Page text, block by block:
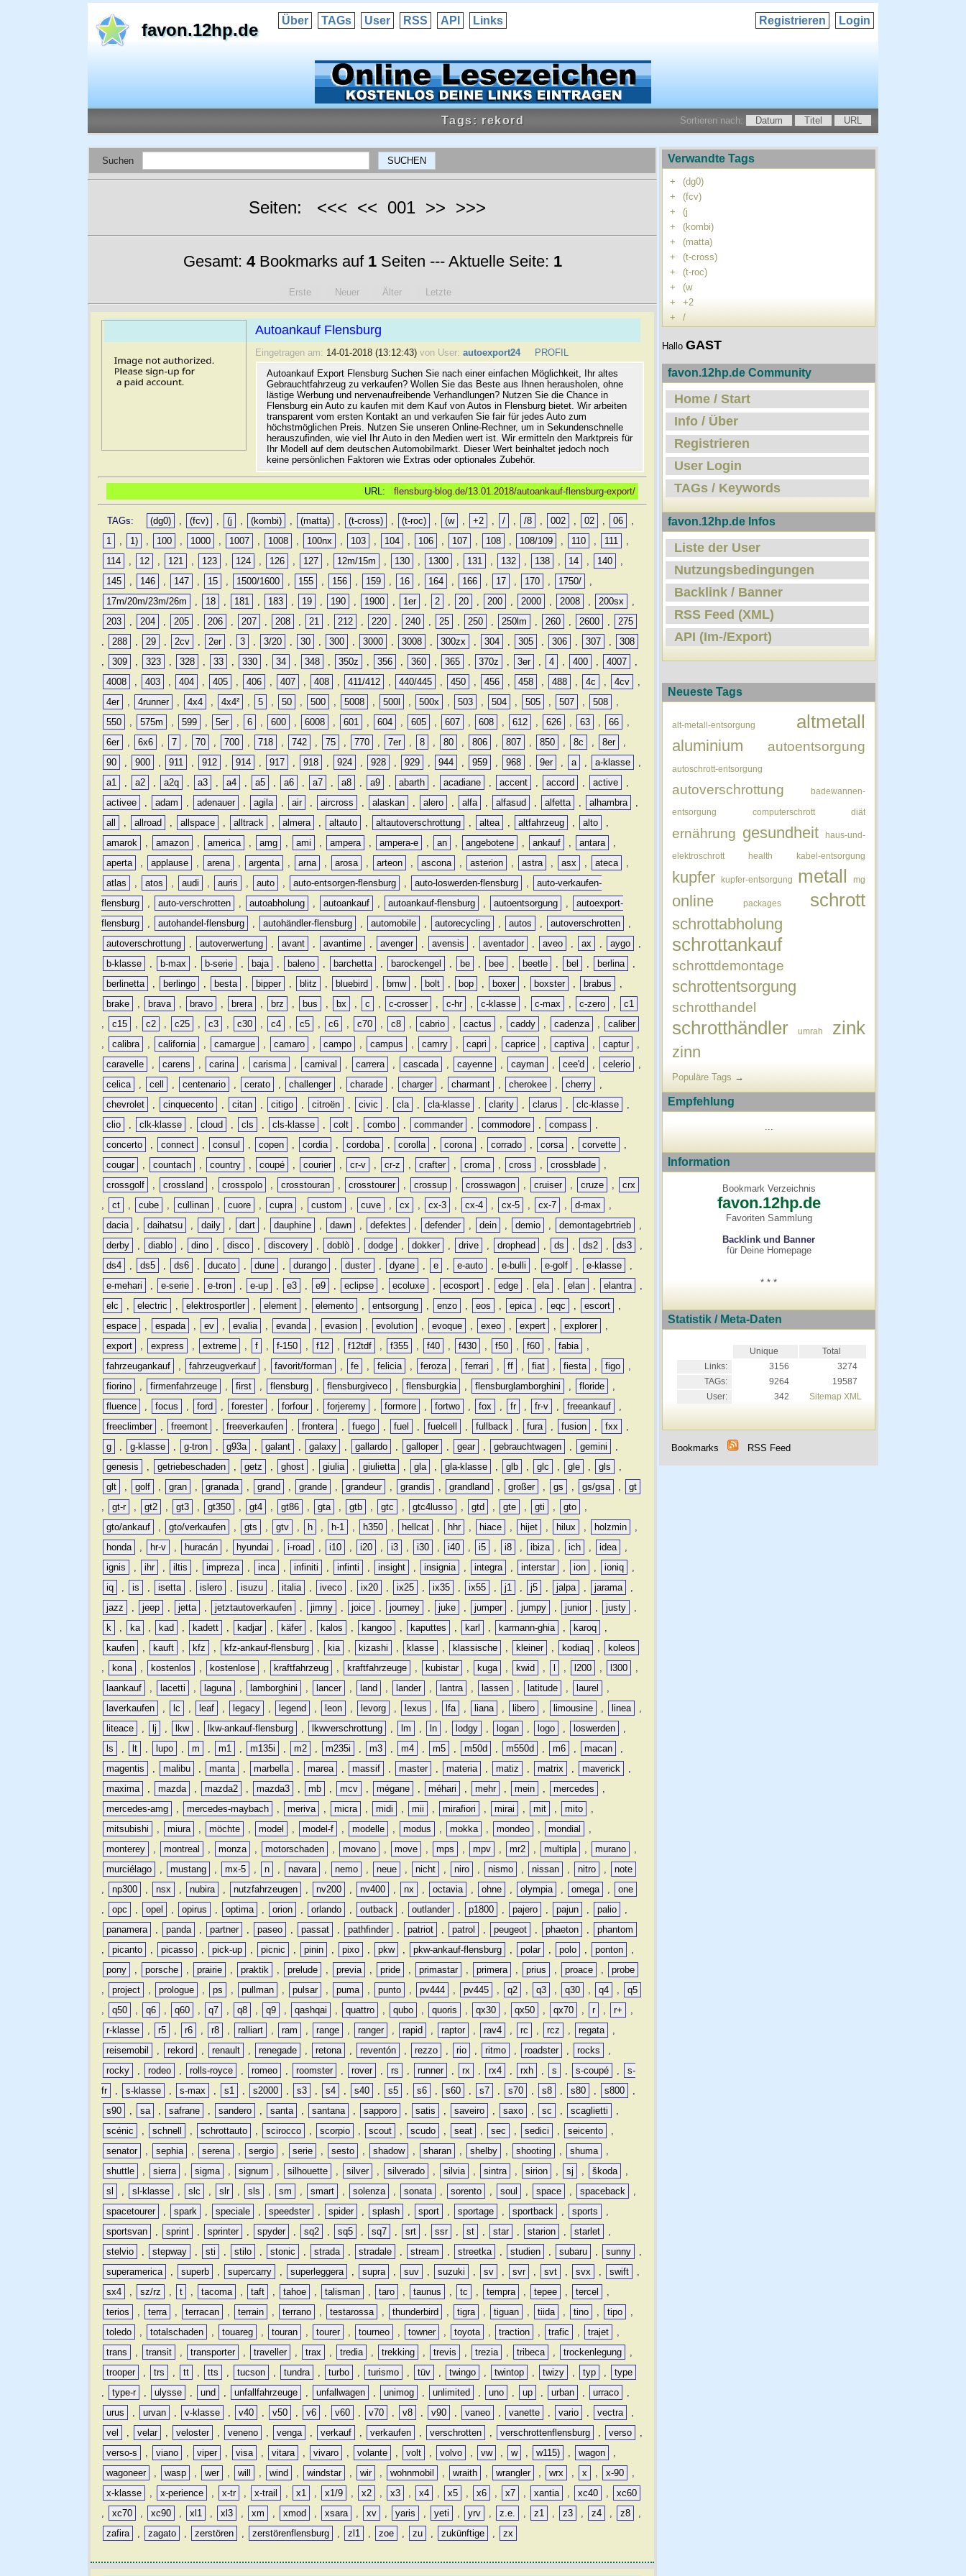
favon.12hp.de Über TAGs User RSS API Links Login
Registrieren
Tags: rekord Sortieren nach: Datum Titel URL
Suchen
Seiten: <<< << 001 >> >>>
Gesamt: 4Bookmarks auf 1Seiten --- Aktuelle Seite: 1
Erste Neuer Älter Letzte
Autoankauf Flensburg
Eingetragen am: 14-01-2018 (13:12:43) von User: autoexport24
PROFIL
Autoankauf Export Flensburg Suchen Sie nach einer einfachen Möglichkeit, Ihr altes
Gebrauchtfahrzeug zu verkaufen? Wollen Sie das Beste aus Ihnen herausholen, ohne
lästige Werbung und nervenaufreibende Verhandlungen? Nutzen Sie die Chance in
Flensburg ein Auto zu kaufen mit dem Kauf von Autos in Flensburg bietet. Wir arbeiten
transparent vom ersten Kontakt an und verkaufen Sie fair für jedes Auto zum
höchstmöglichen Preis. Nutzen Sie unseren Online-Rechner, um in Sekundenschnelle
herauszufinden, wie viel Ihr Auto in den Medien wert ist. Wir ermitteln den Marktpreis für
Ihr Modell auf dem deutschen Automobilmarkt. Dieser Wert beinhaltet jedoch noch
keine persönlichen Faktoren wie Extras oder optionales Zubehör.
URL: flensburg-blog.de/13.01.2018/autoankauf-flensburg-export/
TAGs: (dg0) , (fcv) , (j , (kombi) , (matta) , (t-cross) , (t-roc) , (w , +2 , / , /8 , 002 , 02 , 06
,
1
, 1) , 100 , 1000 , 1007 , 1008 , 100nx , 103 , 104 , 106 , 107 , 108 , 108/109 , 110 , 111
,
114
, 12 , 121 , 123 , 124 , 126 , 127 , 12m/15m , 130 , 1300 , 131 , 132 , 138 , 14 , 140
,
145
, 146 , 147 , 15 , 1500/1600 , 155 , 156 , 159 , 16 , 164 , 166 , 17 , 170 , 1750/
,
17m/20m/23m/26m
, 18 , 181 , 183 , 19 , 190 , 1900 , 1er , 2 , 20 , 200 , 2000 , 2008 , 200sx
,
203
, 204 , 205 , 206 , 207 , 208 , 21 , 212 , 220 , 240 , 25 , 250 , 250lm , 260 , 2600 ,
275
,
288 , 29 , 2cv , 2er , 3 , 3/20 , 30 , 300 , 3000 , 3008 , 300zx , 304 , 305 , 306 , 307 ,
308
,
309 , 323 , 328 , 33 , 330 , 34 , 348 , 350z , 356 , 360 , 365 , 370z , 3er , 4 , 400 , 4007
,
4008
, 403 , 404 , 405 , 406 , 407 , 408 , 411/412 , 440/445 , 450 , 456 , 458 , 488 , 4c , 4cv
,
4er
, 4runner , 4x4 , 4x4² , 5 , 50 , 500 , 5008 , 500l , 500x , 503 , 504 , 505 , 507 , 508
,
550
, 575m , 599 , 5er , 6 , 600 , 6008 , 601 , 604 , 605 , 607 , 608 , 612 , 626 , 63 , 66
,
6er
, 6x6 , 7 , 70 , 700 , 718 , 742 , 75 , 770 , 7er , 8 , 80 , 806 , 807 , 850 , 8c , 8er
,
90
, 900 , 911 , 912 , 914 , 917 , 918 , 924 , 928 , 929 , 944 , 959 , 968 , 9er , a , a-klasse
,
a1
, a2 , a2q , a3 , a4 , a5 , a6 , a7 , a8 , a9 , abarth , acadiane , accent , accord , active
,
activee
, adam , adenauer , agila , air , aircross , alaskan , alero , alfa , alfasud , alfetta , alhambra
,
all
, allroad , allspace , alltrack , almera , altauto , altautoverschrottung , altea , altfahrzeug , alto
,
amarok
, amazon , america , amg , ami , ampera , ampera-e , an , angebotene , ankauf , antara
,
aperta
, applause , arena , argenta , arna , arosa , arteon , ascona , asterion , astra , asx , ateca
,
atlas
, atos , audi , auris , auto , auto-entsorgen-flensburg , auto-loswerden-flensburg ,
auto-verkaufen-
flensburg
, auto-verschrotten , autoabholung , autoankauf , autoankauf-flensburg , autoentsorgung ,
autoexport-
flensburg
, autohandel-flensburg , autohändler-flensburg , automobile , autorecycling , autos , autoverschrotten
,
autoverschrottung
, autoverwertung , avant , avantime , avenger , avensis , aventador , aveo , ax , aygo
,
b-klasse
, b-max , b-serie , baja , baleno , barchetta , barockengel , be , bee , beetle , bel , berlina
,
berlinetta
, berlingo , besta , bipper , blitz , bluebird , bmw , bolt , bop , boxer , boxster , brabus
,
brake
, brava , bravo , brera , brz , bus , bx , c , c-crosser , c-hr , c-klasse , c-max , c-zero ,
c1
,
c15 , c2 , c25 , c3 , c30 , c4 , c5 , c6 , c70 , c8 , cabrio , cactus , caddy , cadenza ,
caliber
,
calibra , california , camargue , camaro , campo , campus , camry , capri , caprice , captiva , captur
,
caravelle
, carens , carina , carisma , carnival , carrera , cascada , cayenne , cayman , cee'd , celerio
,
celica
, cell , centenario , cerato , challenger , charade , charger , charmant , cherokee , cherry
,
chevrolet
, cinquecento , citan , citigo , citroën , civic , cla , cla-klasse , clarity , clarus , clc-klasse
,
clio
, clk-klasse , cloud , cls , cls-klasse , colt , combo , commander , commodore , compass
,
concerto
, connect , consul , copen , cordia , cordoba , corolla , corona , corrado , corsa , corvette
,
cougar
, countach , country , coupé , courier , cr-v , cr-z , crafter , croma , cross , crossblade
,
crossgolf
, crossland , crosspolo , crosstouran , crosstourer , crossup , crosswagon , cruiser , cruze ,
crx
,
ct , cube , cullinan , cuore , cupra , custom , cuve , cx , cx-3 , cx-4 , cx-5 , cx-7 , d-max
,
dacia
, daihatsu , daily , dart , dauphine , dawn , defektes , defender , dein , demio , demontagebrtrieb
,
derby
, diablo , dino , disco , discovery , doblò , dodge , dokker , drive , drophead , ds , ds2 , ds3
,
ds4
, ds5 , ds6 , ducato , dune , durango , duster , dyane , e , e-auto , e-bulli , e-golf , e-klasse
,
e-mehari
, e-serie , e-tron , e-up , e3 , e9 , eclipse , ecoluxe , ecosport , edge , ela , elan , elantra
,
elc
, electric , elektrosportler , element , elemento , entsorgung , enzo , eos , epica , eqc , escort
,
espace
, espada , ev , evalia , evanda , evasion , evolution , evoque , exeo , expert , explorer
,
export
, express , extreme , f , f-150 , f12 , f12tdf , f355 , f40 , f430 , f50 , f60 , fabia
,
fahrzeugankauf
, fahrzeugverkauf , favorit/forman , fe , felicia , feroza , ferrari , ff , fiat , fiesta , figo
,
fiorino
, firmenfahrzeuge , first , flensburg , flensburgiveco , flensburgkia , flensburglamborghini , floride
,
fluence
, focus , ford , forester , forfour , forjeremy , formore , fortwo , fox , fr , fr-v , freeankauf
,
freeclimber
, freemont , freeverkaufen , frontera , fuego , fuel , fuelcell , fullback , fura , fusion , fxx
,
g
, g-klasse , g-tron , g93a , galant , galaxy , gallardo , galloper , gear , gebrauchtwagen , gemini
,
genesis
, getriebeschaden , getz , ghost , giulia , giulietta , gla , gla-klasse , glb , glc , gle , gls
,
glt
, golf , gran , granada , grand , grande , grandeur , grandis , grandland , großer , gs , gs/gsa ,
gt
,
gt-r , gt2 , gt3 , gt350 , gt4 , gt86 , gta , gtb , gtc , gtc4lusso , gtd , gte , gti , gto
,
gto/ankauf
, gto/verkaufen , gts , gtv , h , h-1 , h350 , hellcat , hhr , hiace , hijet , hilux , holzmin
,
honda
, hr-v , huracán , hyundai , i-road , i10 , i20 , i3 , i30 , i40 , i5 , i8 , ibiza , ich , idea
,
ignis
, ihr , iltis , impreza , inca , infiniti , infinti , insight , insignia , integra , interstar , ion , ioniq
,
iq
, is , isetta , islero , isuzu , italia , iveco , ix20 , ix25 , ix35 , ix55 , j1 , j5 , jalpa , jarama
,
jazz
, jeep , jetta , jetztautoverkaufen , jimny , joice , journey , juke , jumper , jumpy , junior , justy
,
k
, ka , kad , kadett , kadjar , käfer , kalos , kangoo , kaputtes , karl , karmann-ghia , karoq
,
kaufen
, kauft , kfz , kfz-ankauf-flensburg , kia , kizashi , klasse , klassische , kleiner , kodiaq ,
koleos
,
kona , kostenlos , kostenlose , kraftfahrzeug , kraftfahrzeuge , kubistar , kuga , kwid , , l200 , l300
,
laankauf
, lacetti , laguna , lamborghini , lancer , land , lander , lantra , lassen , latitude , laurel
,
laverkaufen
, lc , leaf , legacy , legend , leon , levorg , lexus , lfa , liana , libero , limousine , linea
,
liteace
, lj , lkw , lkw-ankauf-flensburg , lkwverschrottung , lm , ln , lodgy , logan , logo , loswerden
,
ls
, lt , lupo , m , m1 , m135i , m2 , m235i , m3 , m4 , m5 , m50d , m550d , m6 , macan
,
magentis
, malibu , manta , marbella , marea , massif , master , materia , matiz , matrix , maverick
,
maxima
, mazda , mazda2 , mazda3 , mb , mcv , mégane , méhari , mehr , mein , mercedes
,
mercedes-amg
, mercedes-maybach , meriva , micra , midi , mii , mirafiori , mirai , mit , mito
,
mitsubishi
, miura , möchte , model , model-f , modelle , modus , mokka , mondeo , mondial
,
monterey
, montreal , monza , motorschaden , movano , move , mps , mpv , mr2 , multipla , murano
,
murciélago
, mustang , mx-5 , n , navara , nemo , neue , nicht , niro , nismo , nissan , nitro ,
note
,
np300 , nsx , nubira , nutzfahrzeugen , nv200 , nv400 , nx , octavia , ohne , olympia , omega ,
one
,
opc , opel , opirus , optima , orion , orlando , outback , outlander , p1800 , pajero , pajun , palio
,
panamera
, panda , partner , paseo , passat , pathfinder , patriot , patrol , peugeot , phaeton ,
phantom
,
picanto , picasso , pick-up , picnic , pinin , pixo , pkw , pkw-ankauf-flensburg , polar , polo , ponton
,
pony
, porsche , prairie , praktik , prelude , previa , pride , primastar , primera , prius , proace ,
probe
,
project , prologue , ps , pullman , pulsar , puma , punto , pv444 , pv445 , q2 , q3 , q30 , q4 ,
q5
,
q50 , q6 , q60 , q7 , q8 , q9 , qashqai , quattro , qubo , quoris , qx30 , qx50 , qx70 , r , r+
,
r-klasse
, r5 , r6 , r8 , ralliart , ram , range , ranger , rapid , raptor , rav4 , rc , rcz , regata
,
reisemobil
, rekord , renault , renegade , retona , reventón , rezzo , rio , ritmo , roadster , rocks
,
rocky
, rodeo , rolls-royce , romeo , roomster , rover , rs , runner , rx , rx4 , rxh , s , s-coupé ,
s-
fr
, s-klasse , s-max , s1 , s2000 , s3 , s4 , s40 , s5 , s6 , s60 , s7 , s70 , s8 , s80 , s800
,
s90
, sa , safrane , sandero , santa , santana , sapporo , satis , saveiro , saxo , sc , scaglietti
,
scénic
, schnell , schrottauto , scirocco , scorpio , scout , scudo , seat , sec , sedici , seicento
,
senator
, sephia , serena , sergio , serie , sesto , shadow , sharan , shelby , shooting , shuma
,
shuttle
, sierra , sigma , signum , silhouette , silver , silverado , silvia , sintra , sirion , sj , škoda
,
sl
, sl-klasse , slc , slr , sls , sm , smart , solenza , sonata , sorento , soul , space , spaceback
,
spacetourer
, spark , speciale , speedster , spider , splash , sport , sportage , sportback , sports
,
sportsvan
, sprint , sprinter , spyder , sq2 , sq5 , sq7 , srt , ssr , st , star , starion , starlet
,
stelvio
, stepway , sti , stilo , stonic , strada , stradale , stream , streetka , studien , subaru , sunny
,
superamerica
, superb , supercarry , superleggera , supra , suv , suzuki , sv , svr , svt , svx , swift
,
sx4
, sz/rz , t , tacoma , taft , tahoe , talisman , taro , taunus , tc , tempra , tepee , tercel
,
terios
, terra , terracan , terrain , terrano , testarossa , thunderbird , tigra , tiguan , tiida , tino , tipo
,
toledo
, totalschaden , touareg , touran , tourer , tourneo , towner , toyota , traction , trafic , trajet
,
trans
, transit , transporter , traveller , trax , tredia , trekking , trevis , trezia , tribeca , trockenlegung
,
trooper
, trs , tt , tts , tucson , tundra , turbo , turismo , tüv , twingo , twintop , twizy , typ ,
type
,
type-r , ulysse , und , unfallfahrzeuge , unfallwagen , unimog , unlimited , uno , up , urban , urraco
,
urus
, urvan , v-klasse , v40 , v50 , v6 , v60 , v70 , v8 , v90 , vaneo , vanette , vario , vectra
,
vel
, velar , veloster , veneno , venga , verkauf , verkaufen , verschrotten , verschrottenflensburg , verso
,
verso-s
, viano , viper , visa , vitara , vivaro , volante , volt , volvo , vw , w , w115) , wagon
,
wagoneer
, wasp , wer , will , wind , windstar , wir , wohnmobil , wraith , wrangler , wrx , x , x-90
,
x-klasse
, x-perience , x-tr , x-trail , x1 , x1/9 , x2 , x3 , x4 , x5 , x6 , x7 , xantia , xc40 ,
xc60
,
xc70 , xc90 , xl1 , xl3 , xm , xmod , xsara , xv , yaris , yeti , yrv , z.e. , z1 , z3 , z4 , z8
,
zafira
, zagato , zerstören , zerstörenflensburg , zl1 , zoe , zu , zukünftige , zx
Verwandte Tags
+
(dg0)
+
(fcv)
+
(j
+
(kombi)
+
(matta)
+
(t-cross)
+
(t-roc)
+
(w
+
+2
+
/
Hallo GAST
favon.12hp.de Community
Home / Start
Info / Über
Registrieren
User Login
TAGs / Keywords
favon.12hp.de Infos
Liste der User
Nutzungsbedingungen
Backlink / Banner
RSS Feed (XML)
API (Im-/Export)
Neueste Tags
alt-metall-entsorgung altmetall
aluminium autoentsorgung
autoschrott-entsorgung
autoverschrottung badewannen-
entsorgung computerschrott diät
ernährung gesundheit haus-und-
elektroschrott health kabel-entsorgung
kupfer kupfer-entsorgung metall mg
online packages schrott
schrottabholung
schrottankauf
schrottdemontage
schrottentsorgung
schrotthandel
schrotthändler umrah zink
zinn
Populäre Tags →
Empfehlung
Information
Bookmark Verzeichnis
favon.12hp.de
Favoriten Sammlung
Backlink und Banner
für Deine Homepage
* * *
Statistik / Meta-Daten
Unique
Total
Links:
3156
3274
TAGs:
9264
19587
User:
342 Sitemap XML
Bookmarks RSS Feed